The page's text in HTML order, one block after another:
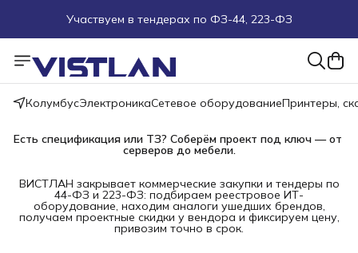
Участвуем в тендерах по ФЗ-44, 223-ФЗ
Поможем подобрать оборудование под ТЗ
Пришлите запрос на e-mail или в чат
КолумбусЭлектроникаСетевое оборудованиеПринтеры,
Есть спецификация или ТЗ? Соберём проект под ключ — от
серверов до мебели.
ВИСТЛАН закрывает коммерческие закупки и тендеры по
44-ФЗ и 223-ФЗ: подбираем реестровое ИТ-
оборудование, находим аналоги ушедших брендов,
получаем проектные скидки у вендора и фиксируем цену,
привозим точно в срок.